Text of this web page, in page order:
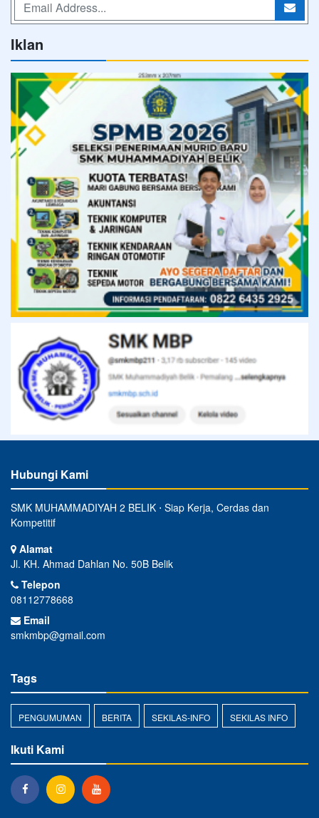
Iklan
Hubungi Kami
SMK MUHAMMADIYAH 2 BELIK ⋅ Siap Kerja, Cerdas dan
Kompetitif
Alamat
Jl. KH. Ahmad Dahlan No. 50B Belik
Telepon
08112778668
Email
smkmbp@gmail.com
Tags
PENGUMUMAN BERITA SEKILAS-INFO SEKILAS INFO
Ikuti Kami